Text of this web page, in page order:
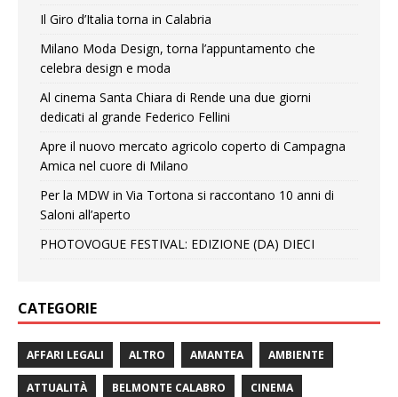
Il Giro d’Italia torna in Calabria
Milano Moda Design, torna l’appuntamento che
celebra design e moda
Al cinema Santa Chiara di Rende una due giorni
dedicati al grande Federico Fellini
Apre il nuovo mercato agricolo coperto di Campagna
Amica nel cuore di Milano
Per la MDW in Via Tortona si raccontano 10 anni di
Saloni all’aperto
PHOTOVOGUE FESTIVAL: EDIZIONE (DA) DIECI
CATEGORIE
AFFARI LEGALI ALTRO AMANTEA AMBIENTE
ATTUALITÀ BELMONTE CALABRO CINEMA